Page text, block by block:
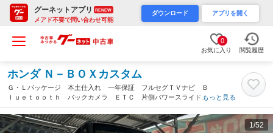
グーネットアプリ RENEW
メアド不要で問い合わせ可能
ダウンロード アプリを開く
0
お気に入り 閲覧履歴
ホンダ Ｎ－ＢＯＸカスタム
Ｇ・Ｌパッケージ 本土仕入れ 一年保証 フルセグＴＶナビ Ｂ
ｌｕｅｔｏｏｔｈ バックカメラ ＥＴＣ 片側パワースライドド
ア ＨＩＤヘッドライト アイドリングストップ エンジンオイ
ル・バッテリー・ワイパーゴム新品（沖縄県）
もっと見る
1/52